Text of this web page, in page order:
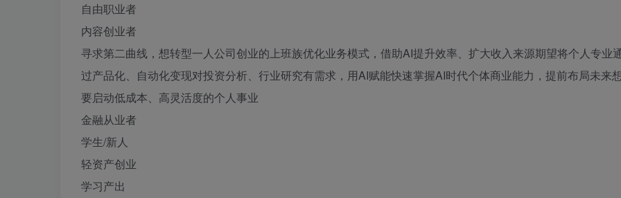
自由职业者
内容创业者
寻求第二曲线，想转型一人公司创业的上班族优化业务模式，借助AI提升效率、扩大收入来源期望将个人专业
过产品化、自动化变现对投资分析、行业研究有需求，用AI赋能快速掌握AI时代个体商业能力，提前布局未来
要启动低成本、高灵活度的个人事业
金融从业者
学生/新人
轻资产创业
学习产出